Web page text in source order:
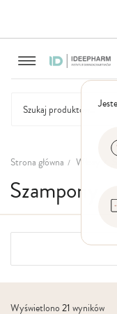
do
treści
Strona główna Włosy
Szampony
Wyświetlono21wyników